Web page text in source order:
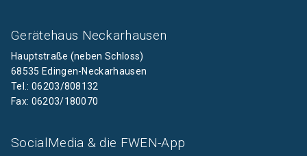
Gerätehaus Neckarhausen
Hauptstraße (neben Schloss)
68535 Edingen-Neckarhausen
Tel.: 06203/808132
Fax: 06203/180070
SocialMedia & die FWEN-App